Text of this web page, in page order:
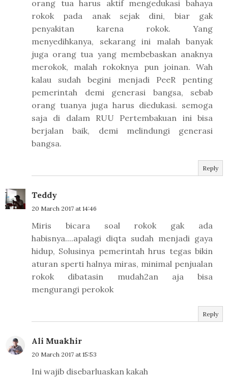
orang tua harus aktif mengedukasi bahaya
rokok pada anak sejak dini, biar gak
penyakitan karena rokok. Yang
menyedihkanya, sekarang ini malah banyak
juga orang tua yang membebaskan anaknya
merokok, malah rokoknya pun joinan. Wah
kalau sudah begini menjadi PeeR penting
pemerintah demi generasi bangsa, sebab
orang tuanya juga harus diedukasi. semoga
saja di dalam RUU Pertembakuan ini bisa
berjalan baik, demi melindungi generasi
bangsa.
Reply
Teddy
20 March 2017 at 14:46
Miris bicara soal rokok gak ada
habisnya....apalagi diqta sudah menjadi gaya
hidup, Solusinya pemerintah hrus tegas bikin
aturan sperti halnya miras, minimal penjualan
rokok dibatasin mudah2an aja bisa
mengurangi perokok
Reply
Ali Muakhir
20 March 2017 at 15:53
Ini wajib disebarluaskan kakah